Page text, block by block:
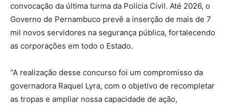
convocação da última turma da Polícia Civil. Até 2026, o
Governo de Pernambuco prevê a inserção de mais de 7
mil novos servidores na segurança pública, fortalecendo
as corporações em todo o Estado.
“A realização desse concurso foi um compromisso da
governadora Raquel Lyra, com o objetivo de recompletar
as tropas e ampliar nossa capacidade de ação,